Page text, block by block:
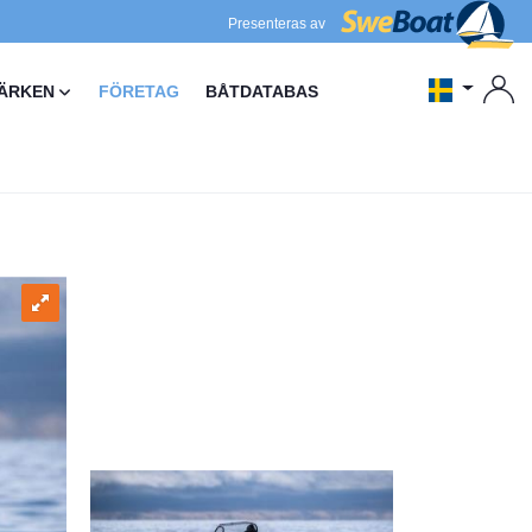
Presenteras av
FÖRETAG BÅTDATABAS